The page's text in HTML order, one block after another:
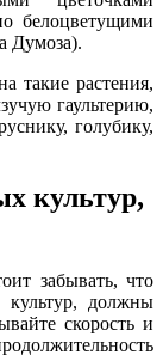
белоцветущими
Думоза).
такие растения,
гаультерию,
голубику,
культур,
забывать, что
должны
скорость и